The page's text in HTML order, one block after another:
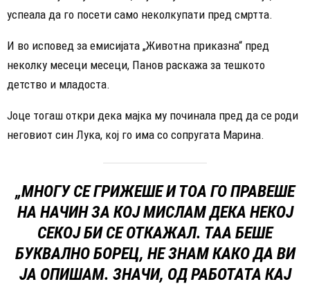
успеала да го посети само неколкупати пред смртта.
И во исповед за емисијата „Животна приказна“ пред
неколку месеци месеци, Панов раскажа за тешкото
детство и младоста.
Јоце тогаш откри дека мајка му починала пред да се роди
неговиот син Лука, кој го има со сопругата Марина.
„МНОГУ СЕ ГРИЖЕШЕ И ТОА ГО ПРАВЕШЕ
НА НАЧИН ЗА КОЈ МИСЛАМ ДЕКА НЕКОЈ
СЕКОЈ БИ СЕ ОТКАЖАЛ. ТАА БЕШЕ
БУКВАЛНО БОРЕЦ, НЕ ЗНАМ КАКО ДА ВИ
ЈА ОПИШАМ. ЗНАЧИ, ОД РАБОТАТА КАЈ